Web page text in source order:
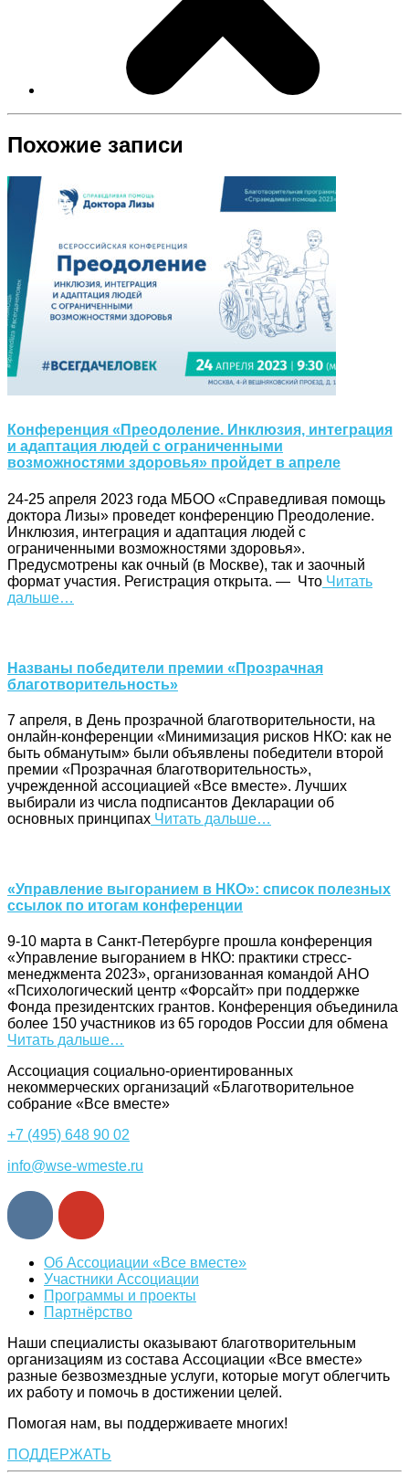
Похожие записи
Конференция «Преодоление. Инклюзия, интеграция
и адаптация людей с ограниченными
возможностями здоровья» пройдет в апреле
24-25 апреля 2023 года МБОО «Справедливая помощь
доктора Лизы» проведет конференцию Преодоление.
Инклюзия, интеграция и адаптация людей с
ограниченными возможностями здоровья».
Предусмотрены как очный (в Москве), так и заочный
формат участия. Регистрация открыта. — Что Читать
дальше…
Названы победители премии «Прозрачная
благотворительность»
7 апреля, в День прозрачной благотворительности, на
онлайн-конференции «Минимизация рисков НКО: как не
быть обманутым» были объявлены победители второй
премии «Прозрачная благотворительность»,
учрежденной ассоциацией «Все вместе». Лучших
выбирали из числа подписантов Декларации об
основных принципах Читать дальше…
«Управление выгоранием в НКО»: список полезных
ссылок по итогам конференции
9-10 марта в Санкт-Петербурге прошла конференция
«Управление выгоранием в НКО: практики стресс-
менеджмента 2023», организованная командой АНО
«Психологический центр «Форсайт» при поддержке
Фонда президентских грантов. Конференция объединила
более 150 участников из 65 городов России для обмена
Читать дальше…
Ассоциация cоциально-ориентированных
некоммерческих организаций «Благотворительное
собрание «Все вместе»
+7 (495) 648 90 02
info@wse-wmeste.ru
Об Ассоциации «Все вместе»
Участники Ассоциации
Программы и проекты
Партнёрство
Наши специалисты оказывают благотворительным
организациям из состава Ассоциации «Все вместе»
разные безвозмездные услуги, которые могут облегчить
их работу и помочь в достижении целей.
Помогая нам, вы поддерживаете многих!
ПОДДЕРЖАТЬ